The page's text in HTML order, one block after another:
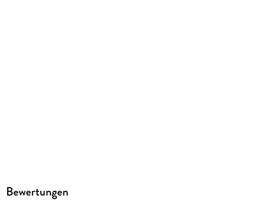
Bewertungen